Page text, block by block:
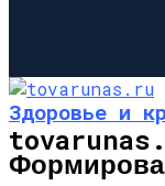
Здоровье и